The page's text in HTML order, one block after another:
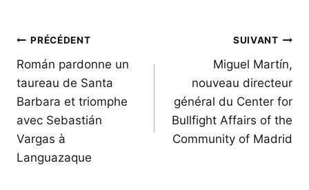
Navigation
de
l’article
PRÉCÉDENT
Román pardonne un
taureau de Santa
Barbara et triomphe
avec Sebastián
Vargas à
Languazaque
SUIVANT
Miguel Martín,
nouveau directeur
général du Center for
Bullfight Affairs of the
Community of Madrid